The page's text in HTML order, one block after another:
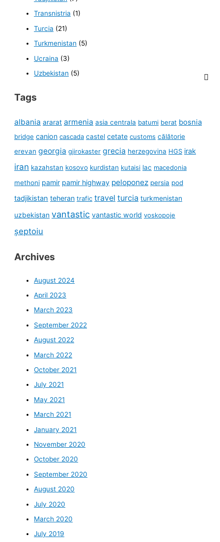
Transnistria (1)
Turcia (21)
Turkmenistan (5)
Ucraina (3)
Uzbekistan (5)
Tags
albania ararat armenia asia centrala batumi berat bosnia
bridge canion cascada castel cetate customs călătorie
erevan georgia gjirokaster grecia herzegovina HGS irak
iran kazahstan kosovo kurdistan kutaisi lac macedonia
methoni pamir pamir highway peloponez persia pod
tadjikistan teheran trafic travel turcia turkmenistan
uzbekistan vantastic vantastic world voskopoje
șeptoiu
Archives
August 2024
April 2023
March 2023
September 2022
August 2022
March 2022
October 2021
July 2021
May 2021
March 2021
January 2021
November 2020
October 2020
September 2020
August 2020
July 2020
March 2020
July 2019